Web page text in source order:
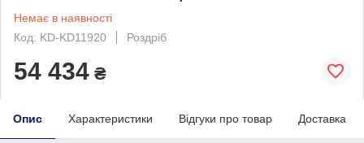
Немає в наявності
Код: KD-KD11920
Роздріб
54 434 ₴
Опис Характеристики Відгуки про товар Доставка